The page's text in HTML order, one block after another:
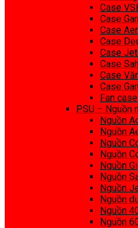
Case
Case
Case
Case
Case
Case
Case
Case
Fan case
PSU – Nguồn
Nguồn
Nguồn
Nguồn
Nguồn
Nguồn
Nguồn
Nguồn
Nguồn
Nguồn
Nguồn